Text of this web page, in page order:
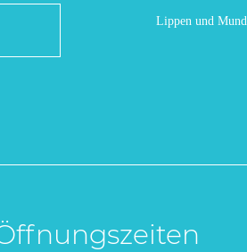
Lippen und Mund